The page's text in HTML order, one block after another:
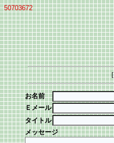
50703672
[
お名前
Ｅメール
タイトル
メッセージ